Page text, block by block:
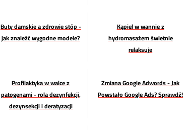
Buty damskie a zdrowie stóp -
jak znaleźć wygodne modele?
Kąpiel w wannie z
hydromasażem świetnie
relaksuje
Profilaktyka w walce z
patogenami - rola dezynfekcji,
dezynsekcji i deratyzacji
Zmiana Google Adwords - Jak
Powstało Google Ads? Sprawdź!